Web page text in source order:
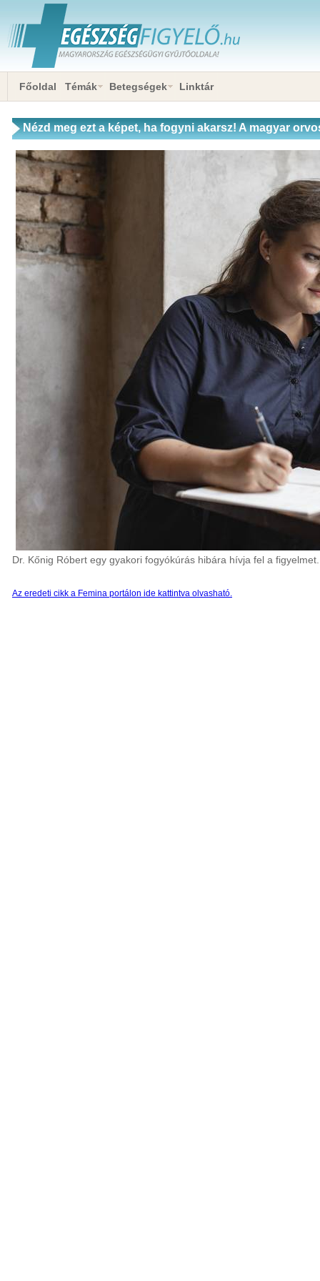
Főoldal Témák Betegségek Linktár
Nézd meg ezt a képet, ha fogyni akarsz! A magyar
Dr. Kőnig Róbert egy gyakori fogyókúrás hibára hívja fel a figyelmet.
Az eredeti cikk a Femina portálon ide kattintva olvasható.